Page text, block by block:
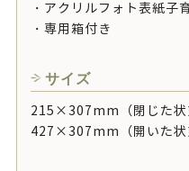
・アクリルフォト表紙子
・専用箱付き
サイズ
215×307mm（閉じた状
427×307mm（開いた状